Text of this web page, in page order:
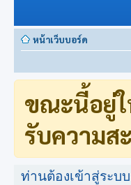
หน้าเว็บบอร์ด
ขณะนี้อยู่
รับความส
ท่านต้องเข้าสู่ระบ